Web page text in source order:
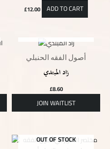
£12.00 ADD TO CART
أصول الفقه الحنبلي
زاد المبتدي
£8.60
OUT OF STOCK